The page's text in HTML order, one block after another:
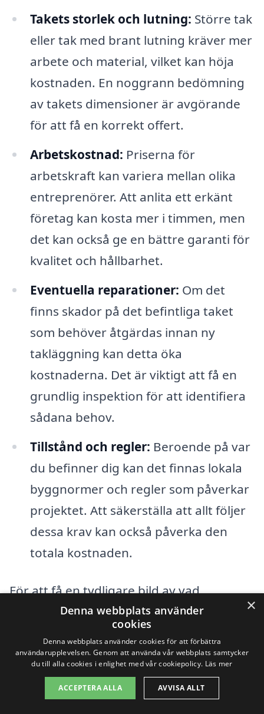
Takets storlek och lutning: Större tak
eller tak med brant lutning kräver mer
arbete och material, vilket kan höja
kostnaden. En noggrann bedömning
av takets dimensioner är avgörande
för att få en korrekt offert.
Arbetskostnad: Priserna för
arbetskraft kan variera mellan olika
entreprenörer. Att anlita ett erkänt
företag kan kosta mer i timmen, men
det kan också ge en bättre garanti för
kvalitet och hållbarhet.
Eventuella reparationer: Om det
finns skador på det befintliga taket
som behöver åtgärdas innan ny
takläggning kan detta öka
kostnaderna. Det är viktigt att få en
grundlig inspektion för att identifiera
sådana behov.
Tillstånd och regler: Beroende på var
du befinner dig kan det finnas lokala
byggnormer och regler som påverkar
projektet. Att säkerställa att allt följer
dessa krav kan också påverka den
totala kostnaden.
För att få en tydligare bild av vad
takläggning i Malmökommer att kosta,
året runt, rekommenderas att du begär
flera offerter från olika företag och jämför
deras priser och tjänster. Genom att göra
en grundlig research kan du säkerställa
×
Denna webbplats använder
cookies
Denna webbplats använder cookies för att förbättra
användarupplevelsen. Genom att använda vår webbplats samtycker
du till alla cookies i enlighet med vår cookiepolicy. Läs mer
ACCEPTERA ALLA AVVISA ALLT